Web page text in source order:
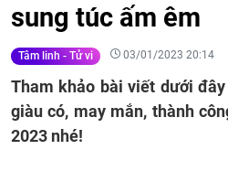
sung túc ấm êm
Tâm linh - Tử vi 03/01/2023 20:14
Tham khảo bài viết dưới
giàu có, may mắn, thành
2023 nhé!